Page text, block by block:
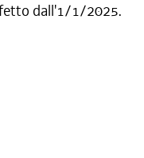
dall'1/1/2025.